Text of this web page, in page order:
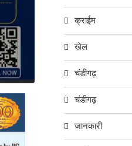
क्राईम
खेल
चंडीगढ़
चंडीगढ़
जानकारी